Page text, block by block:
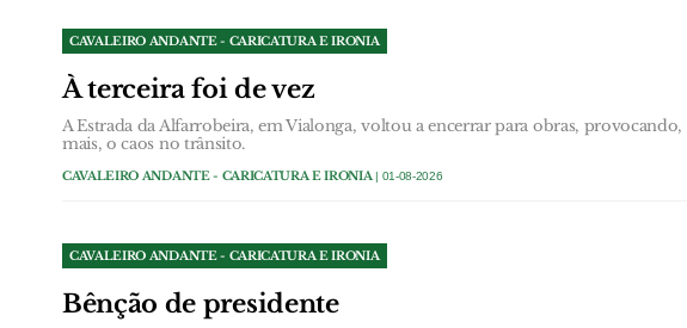
CAVALEIRO ANDANTE - CARICATURA E IRONIA
À terceira foi de vez
A Estrada da Alfarrobeira, em Vialonga, voltou a encerrar para obras, provocando,
mais, o caos no trânsito.
CAVALEIRO ANDANTE - CARICATURA E IRONIA | 01-08-2026
CAVALEIRO ANDANTE - CARICATURA E IRONIA
Bênção de presidente